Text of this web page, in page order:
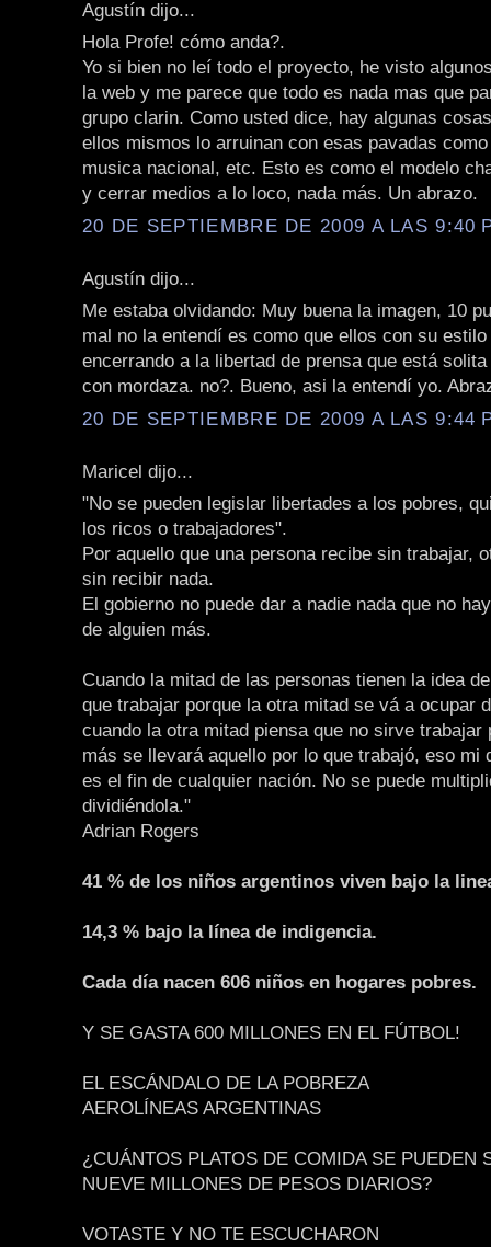
Agustín dijo...
Hola Profe! cómo anda?.
Yo si bien no leí todo el proyecto, he visto
la web y me parece que todo es nada mas que
grupo clarin. Como usted dice, hay algunas
ellos mismos lo arruinan con esas pavadas
musica nacional, etc. Esto es como el modelo
y cerrar medios a lo loco, nada más. Un abrazo.
20 DE SEPTIEMBRE DE 2009 A LAS 9:40
Agustín dijo...
Me estaba olvidando: Muy buena la imagen, 10
mal no la entendí es como que ellos con su
encerrando a la libertad de prensa que está
con mordaza. no?. Bueno, asi la entendí yo.
20 DE SEPTIEMBRE DE 2009 A LAS 9:44
Maricel dijo...
"No se pueden legislar libertades a los pobres,
los ricos o trabajadores".
Por aquello que una persona recibe sin trabajar,
sin recibir nada.
El gobierno no puede dar a nadie nada que no
de alguien más.
Cuando la mitad de las personas tienen la idea
que trabajar porque la otra mitad se vá a ocupar
cuando la otra mitad piensa que no sirve trabajar
más se llevará aquello por lo que trabajó, eso mi
es el fin de cualquier nación. No se puede
dividiéndola."
Adrian Rogers
41 % de los niños argentinos viven bajo la
14,3 % bajo la línea de indigencia.
Cada día nacen 606 niños en hogares pobres.
Y SE GASTA 600 MILLONES EN EL FÚTBOL!
EL ESCÁNDALO DE LA POBREZA
AEROLÍNEAS ARGENTINAS
¿CUÁNTOS PLATOS DE COMIDA SE PUEDEN
NUEVE MILLONES DE PESOS DIARIOS?
VOTASTE Y NO TE ESCUCHARON